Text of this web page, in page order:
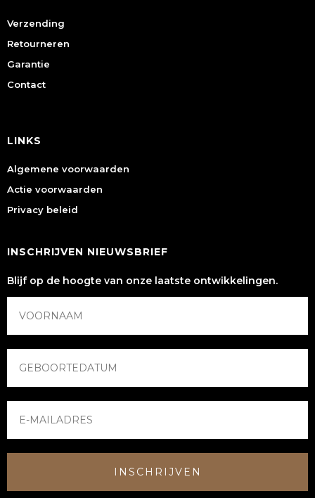
Verzending
Retourneren
Garantie
Contact
LINKS
Algemene voorwaarden
Actie voorwaarden
Privacy beleid
INSCHRIJVEN NIEUWSBRIEF
Blijf op de hoogte van onze laatste ontwikkelingen.
INSCHRIJVEN